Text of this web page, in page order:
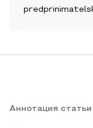
Аннотация статьи